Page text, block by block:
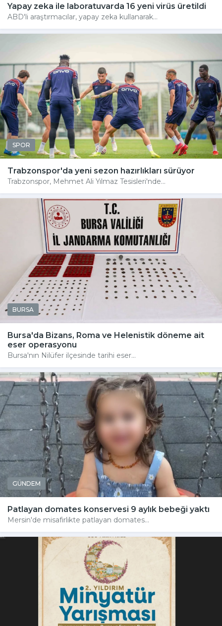
Yapay zeka ile laboratuvarda 16 yeni virüs üretildi
ABD'li araştırmacılar, yapay zeka kullanarak...
SPOR
Trabzonspor'da yeni sezon hazırlıkları sürüyor
Trabzonspor, Mehmet Ali Yılmaz Tesisleri'nde...
BURSA
Bursa'da Bizans, Roma ve Helenistik döneme ait
eser operasyonu
Bursa'nın Nilüfer ilçesinde tarihi eser...
GÜNDEM
Patlayan domates konservesi 9 aylık bebeği yaktı
Mersin'de misafirlikte patlayan domates...